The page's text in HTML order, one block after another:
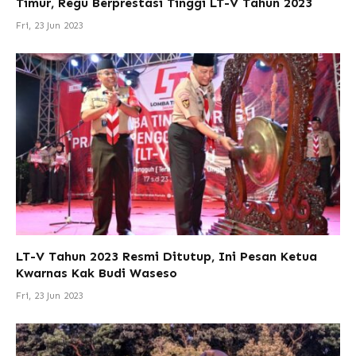
Fri, 23 Jun 2023
LT-V Tahun 2023 Resmi Ditutup, Ini Pesan Ketua
Kwarnas Kak Budi Waseso
Fri, 23 Jun 2023